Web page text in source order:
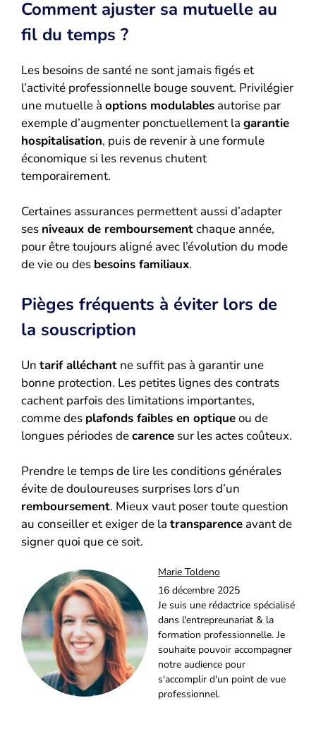
Comment ajuster sa mutuelle au
fil du temps ?
Les besoins de santé ne sont jamais figés et
l’activité professionnelle bouge souvent. Privilégier
une mutuelle à options modulables autorise par
exemple d’augmenter ponctuellement la garantie
hospitalisation, puis de revenir à une formule
économique si les revenus chutent
temporairement.
Certaines assurances permettent aussi d’adapter
ses niveaux de remboursementchaque année,
pour être toujours aligné avec l’évolution du mode
de vie ou des besoins familiaux.
Pièges fréquents à éviter lors de
la souscription
Un tarif alléchant ne suffit pas à garantir une
bonne protection. Les petites lignes des contrats
cachent parfois des limitations importantes,
comme des plafonds faibles en optiqueou de
longues périodes decarence sur les actes coûteux.
Prendre le temps de lire les conditions générales
évite de douloureuses surprises lors d’un
remboursement. Mieux vaut poser toute question
au conseiller et exiger de la transparence avant de
signer quoi que ce soit.
Marie Toldeno
16 décembre 2025
Je suis une rédactrice spécialisé
dans l'entrepreunariat & la
formation professionnelle. Je
souhaite pouvoir accompagner
notre audience pour
s'accomplir d'un point de vue
professionnel.